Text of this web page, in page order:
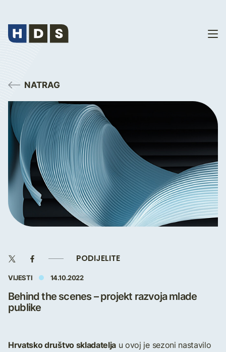
NATRAG
PODIJELITE
VIJESTI 14.10.2022
Behind the scenes – projekt razvoja mlade
publike
Hrvatsko društvo skladatelja u ovoj je sezoni nastavilo